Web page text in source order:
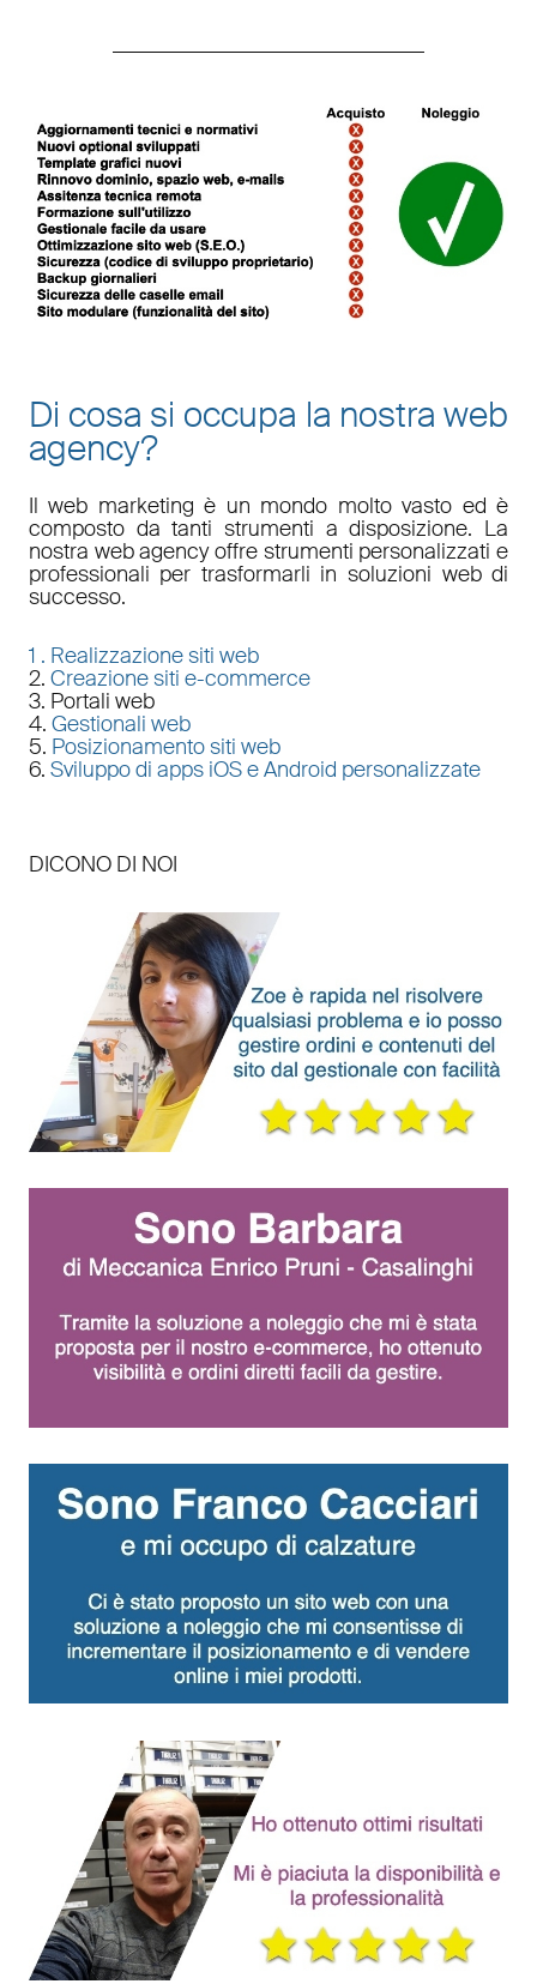
Di cosa si occupa la nostra web
agency?
Ilweb marketing è un mondo molto vasto ed è
composto da tanti strumenti a disposizione. La
nostra web agencyoffre strumenti personalizzati e
professionali per trasformarli in soluzioni web di
successo.
1 . Realizzazione siti web
2. Creazione siti e-commerce
3. Portali web
4. Gestionali web
5. Posizionamento siti web
6. Sviluppo di apps iOS e Android personalizzate
DICONO DI NOI